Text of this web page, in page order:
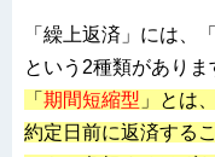
「繰上返済」 には 、「
という2種類がありま
「 期間短縮型 」とは
約定日前に返済する